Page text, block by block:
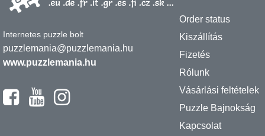
Internetes puzzle bolt
puzzlemania@puzzlemania.hu
www.puzzlemania.hu
Order status
Kiszállítás
Fizetés
Rólunk
Vásárlási feltételek
Puzzle Bajnokság
Kapcsolat